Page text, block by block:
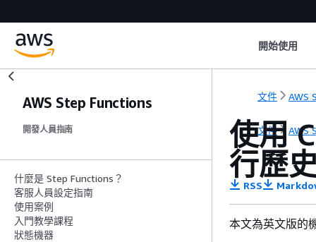
開始使用
AWS Step Functions
開發人員指南
什麼是 Step Functions？
客服人員設定指南
使用案例
入門教學課程
狀態機器
文件 AWS
文件 AWS
使用
行歷
RSS
本文為英文版的